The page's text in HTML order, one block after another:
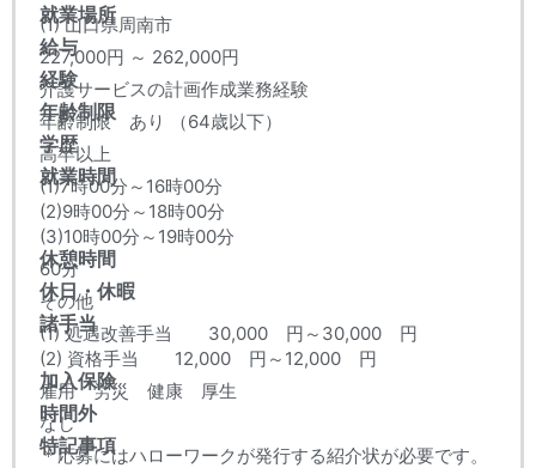
就業場所
(1) 山口県周南市
給与
227,000円 ～ 262,000円
経験
介護サービスの計画作成業務経験
年齢制限
年齢制限 あり （64歳以下）
学歴
高卒以上
就業時間
(1)7時00分～16時00分
(2)9時00分～18時00分
(3)10時00分～19時00分
休憩時間
60分
休日・休暇
その他
諸手当
(1) 処遇改善手当 30,000 円～30,000 円
(2) 資格手当 12,000 円～12,000 円
加入保険
雇用 労災 健康 厚生
時間外
なし
特記事項
＊応募にはハローワークが発行する紹介状が必要です。